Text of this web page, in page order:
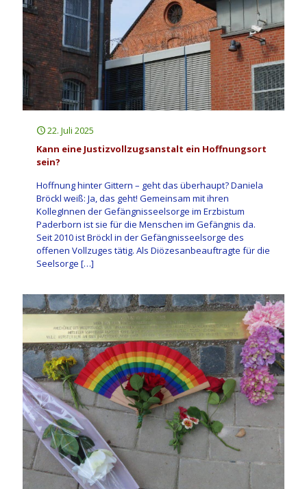
22. Juli 2025
Kann eine Justizvollzugsanstalt ein Hoffnungsort
sein?
Hoffnung hinter Gittern – geht das überhaupt? Daniela
Bröckl weiß: Ja, das geht! Gemeinsam mit ihren
KollegInnen der Gefängnisseelsorge im Erzbistum
Paderborn ist sie für die Menschen im Gefängnis da.
Seit 2010 ist Bröckl in der Gefängnisseelsorge des
offenen Vollzuges tätig. Als Diözesanbeauftragte für die
Seelsorge […]